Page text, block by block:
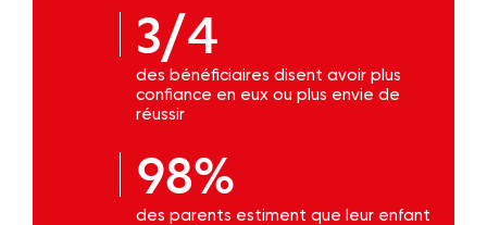
3/4
des bénéficiaires disent avoir plus
confiance en eux ou plus envie de
réussir
98%
des parents estiment que leur enfant